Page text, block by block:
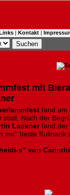
| Kontakt |
mit
fand am
statt. Nach der
Lacknerfand der
mir" beste Kulinarik
s" von